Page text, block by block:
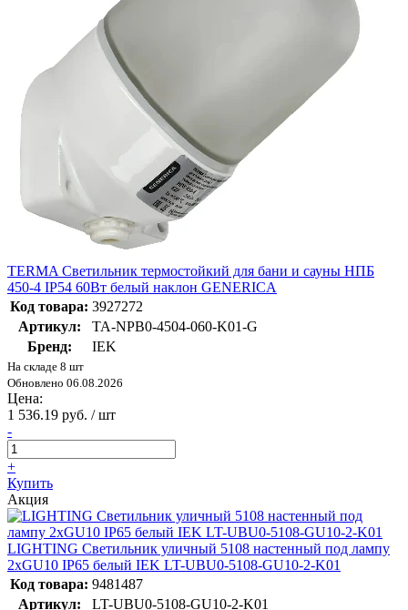
TERMA Светильник термостойкий для бани и сауны НПБ
450-4 IP54 60Вт белый наклон GENERICA
Код товара: 3927272
Артикул:
TA-NPB0-4504-060-K01-G
Бренд:
IEK
На складе 8 шт
Обновлено 06.08.2026
Цена:
1 536.19 руб. / шт
-
+
Купить
Акция
LIGHTING Светильник уличный 5108 настенный под лампу
2хGU10 IP65 белый IEK LT-UBU0-5108-GU10-2-K01
Код товара: 9481487
Артикул:
LT-UBU0-5108-GU10-2-K01